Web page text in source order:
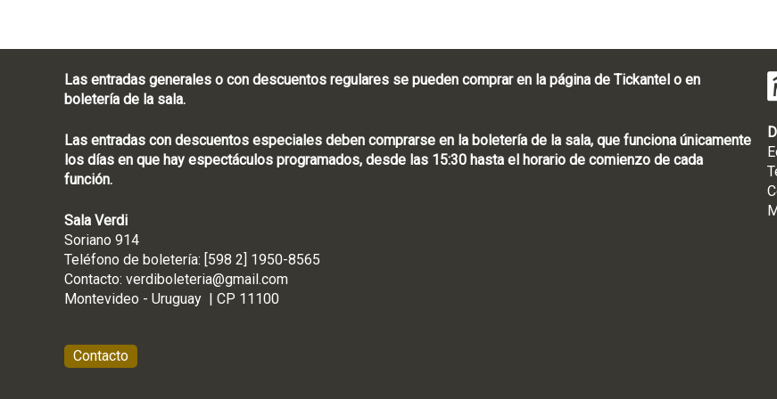
Las entradas generales o con descuentos regulares se pueden comprar en la página de Tickantel o en
boletería de la sala.
Las entradas con descuentos especiales deben comprarse en la boletería de la sala, que funciona únicamente
los días en que hay espectáculos programados, desde las 15:30 hasta el horario de comienzo de cada
función.
Sala Verdi
Soriano 914
Teléfono de boletería: [598 2] 1950-8565
Contacto: verdiboleteria@gmail.com
Montevideo - Uruguay | CP 11100
Contacto